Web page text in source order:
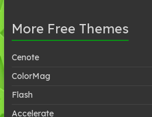
More Free Themes
Cenote
ColorMag
Flash
Accelerate